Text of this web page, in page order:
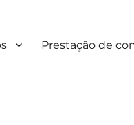
Prestação de